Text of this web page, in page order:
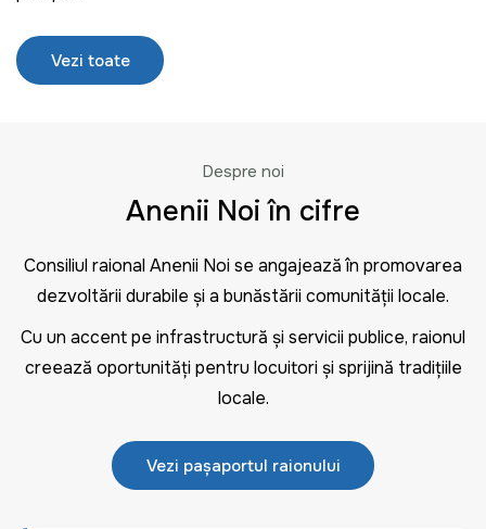
Vezi toate
Despre noi
Anenii Noi în cifre
Consiliul raional Anenii Noi se angajează în promovarea
dezvoltării durabile și a bunăstării comunității locale.
Cu un accent pe infrastructură și servicii publice, raionul
creează oportunități pentru locuitori și sprijină tradițiile
locale.
Vezi pașaportul raionului